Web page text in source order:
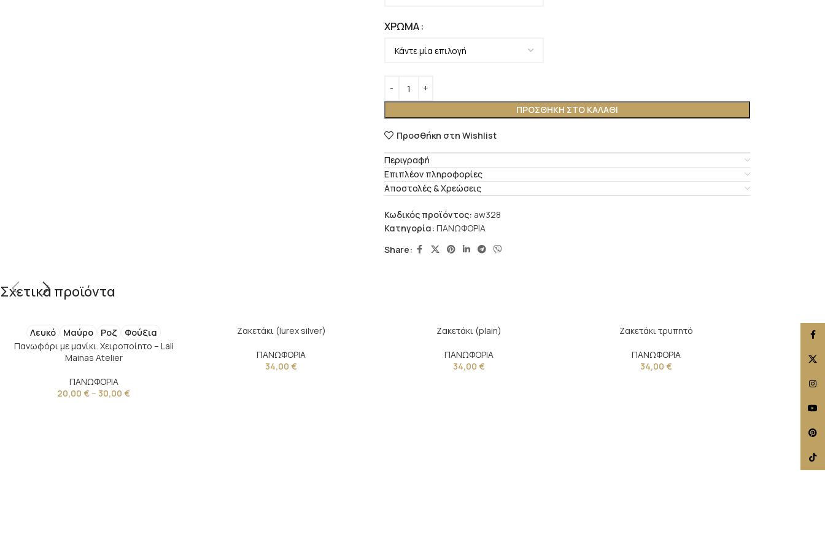
ΧΡΏΜΑ
ΠΡΟΣΘΉΚΗ ΣΤΟ ΚΑΛΆΘΙ
Προσθήκη στη Wishlist
Περιγραφή
Επιπλέον πληροφορίες
Αποστολές & Χρεώσεις
Κωδικός προϊόντος: aw328
Κατηγορία: ΠΑΝΩΦΟΡΙΑ
Share:
Σχετικά προϊόντα
Λευκό Μαύρο Ροζ
Φούξια
Πανωφόρι με μανίκι. Χειροποίητο – Lali
Mainas Atelier
ΠΑΝΩΦΟΡΙΑ
20,00 € – 30,00 €
Ζακετάκι (lurex silver)
ΠΑΝΩΦΟΡΙΑ
34,00 €
Ζακετάκι (plain)
ΠΑΝΩΦΟΡΙΑ
34,00 €
Ζακετάκι τρυπητό
ΠΑΝΩΦΟΡΙΑ
34,00 €